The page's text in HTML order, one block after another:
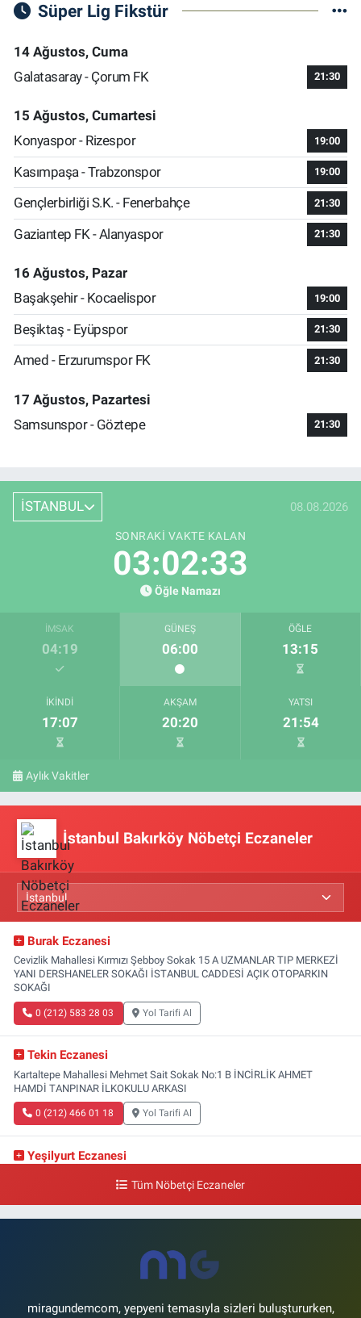
Süper Lig Fikstür
14 Ağustos, Cuma
Galatasaray - Çorum FK
21:30
15 Ağustos, Cumartesi
Konyaspor - Rizespor
19:00
Kasımpaşa - Trabzonspor 19:00
Gençlerbirliği S.K. - Fenerbahçe 21:30
Gaziantep FK - Alanyaspor 21:30
16 Ağustos, Pazar
Başakşehir - Kocaelispor
19:00
Beşiktaş - Eyüpspor 21:30
Amed - Erzurumspor FK 21:30
17 Ağustos, Pazartesi
Samsunspor - Göztepe
21:30
İSTANBUL 08.08.2026
SONRAKI VAKTE KALAN
03:02:33
Öğle Namazı
İMSAK
04:19
GÜNEŞ
06:00
ÖĞLE
13:15
İKINDI
17:07
AKŞAM
20:20
YATSI
21:54
Aylık Vakitler
İstanbul Bakırköy Nöbetçi Eczaneler
Burak Eczanesi
Cevizlik Mahallesi Kırmızı Şebboy Sokak 15 A UZMANLAR TIP MERKEZİ
YANI DERSHANELER SOKAĞI İSTANBUL CADDESİ AÇIK OTOPARKIN
SOKAĞI
0 (212) 583 28 03 Yol Tarifi Al
Tekin Eczanesi
Kartaltepe Mahallesi Mehmet Sait Sokak No:1 B İNCİRLİK AHMET
HAMDİ TANPINAR İLKOKULU ARKASI
0 (212) 466 01 18 Yol Tarifi Al
Yeşilyurt Eczanesi
Şenlikköy Mahallesi Eski Halkalı Caddesi 33 Akvaryum Yanı Akua Florya
0 (212) 574 24 20
Tüm Nöbetçi Eczaneler
miragundemcom, yepyeni temasıyla sizleri buluştururken,